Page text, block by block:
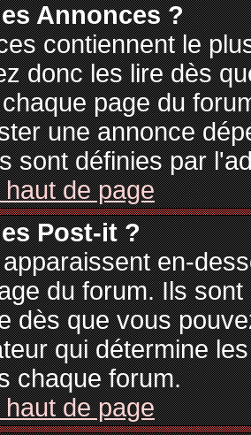
Annonces ?
contiennent le
donc les lire dès
page du
une annonce
sont définies par
de page
Post-it ?
en-
du forum. Ils
dès que vous
qui détermine
chaque forum.
de page